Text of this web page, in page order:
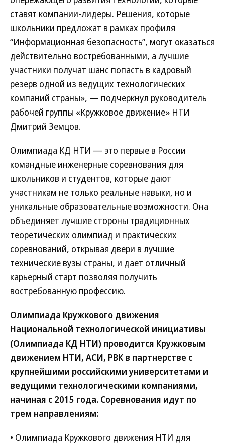
ставят компании-лидеры. Решения, которые
школьники предложат в рамках профиля
“Информационная безопасность”, могут оказаться
действительно востребованными, а лучшие
участники получат шанс попасть в кадровый
резерв одной из ведущих технологических
компаний страны», — подчеркнул руководитель
рабочей группы «Кружковое движение» НТИ
Дмитрий Земцов.
Олимпиада КД НТИ — это первые в России
командные инженерные соревнования для
школьников и студентов, которые дают
участникам не только реальные навыки, но и
уникальные образовательные возможности. Она
объединяет лучшие стороны традиционных
теоретических олимпиад и практических
соревнований, открывая двери в лучшие
технические вузы страны, и дает отличный
карьерный старт позволяя получить
востребованную профессию.
Олимпиада Кружкового движения
Национальной технологической инициативы
(Олимпиада КД НТИ) проводится Кружковым
движением НТИ, АСИ, РВК в партнерстве с
крупнейшими российскими университетами и
ведущими технологическими компаниями,
начиная с 2015 года. Соревнования идут по
трем направлениям:
• Олимпиада Кружкового движения НТИ для